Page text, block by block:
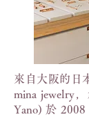
來自大阪的日
mina jewelry
Yano) 於